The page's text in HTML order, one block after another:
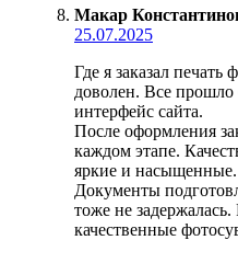
Макар
25.07.2025
Где я заказал печать
доволен. Все
интерфейс сайта.
После оформления
каждом этапе.
яркие и насыщенные.
Документы
тоже не
качественные